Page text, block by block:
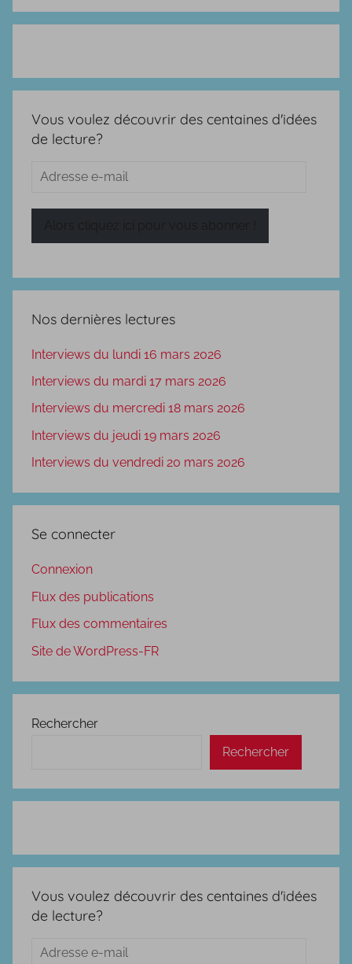
Vous voulez découvrir des centaines d'idées
de lecture?
Adresse
Nos dernières lectures
Interviews du lundi 16 mars 2026
Interviews du mardi 17 mars 2026
Interviews du mercredi 18 mars 2026
Interviews du jeudi 19 mars 2026
Interviews du vendredi 20 mars 2026
Se connecter
Connexion
Flux des publications
Flux des commentaires
Site de WordPress-FR
Rechercher
Rechercher
Vous voulez découvrir des centaines d'idées
de lecture?
Adresse